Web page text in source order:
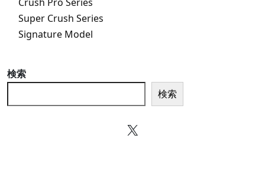
Super Crush Series
Signature Model
検索
検索
X